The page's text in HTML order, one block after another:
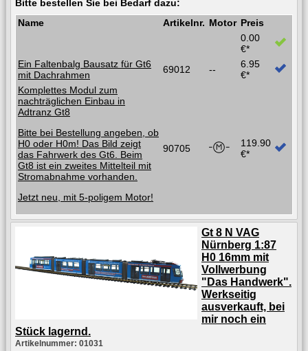
Bitte bestellen Sie bei Bedarf dazu:
Name
Artikelnr. Motor Preis
0.00
€*
Ein Faltenbalg Bausatz für Gt6
mit Dachrahmen
69012 --
6.95
€*
Komplettes Modul zum
nachträglichen Einbau in
Adtranz Gt8
Bitte bei Bestellung angeben, ob
H0 oder H0m! Das Bild zeigt
das Fahrwerk des Gt6. Beim
Gt8 ist ein zweites Mittelteil mit
Stromabnahme vorhanden.
Jetzt neu, mit 5-poligem Motor!
90705
119.90
€*
Gt 8 N VAG
Nürnberg 1:87
H0 16mm mit
Vollwerbung
"Das Handwerk".
Werkseitig
ausverkauft, bei
mir noch ein
Stück lagernd.
Artikelnummer: 01031